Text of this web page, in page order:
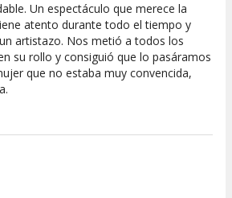
10
Puesta en
Escena
10
Interpretación
artística
Un espectáculo que merece la
atento durante todo el tiempo y
artistazo. Nos metió a todos los
su rollo y consiguió que lo pasáramos
que no estaba muy convencida,